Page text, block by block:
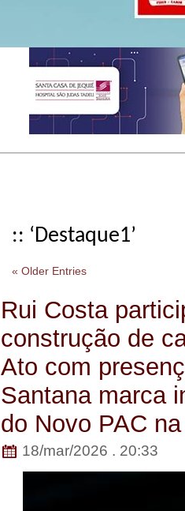
:: ‘Destaque1’
« Older Entries
Rui Costa
construção de
Ato com
Santana marca
do Novo PAC
18/mar/2026 . 20:33